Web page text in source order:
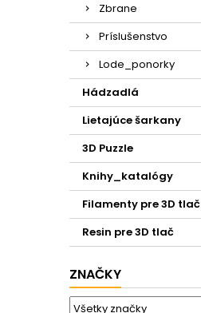
Zbrane
Príslušenstvo
Lode_ponorky
Hádzadlá
Lietajúce šarkany
3D Puzzle
Knihy_katalógy
Filamenty pre 3D tlač
Resin pre 3D tlač
ZNAČKY